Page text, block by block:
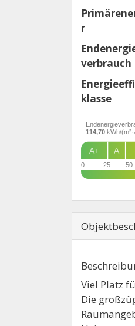
r
verbrauch
klasse
0 25 50
A
A+
114,70kWh/
Viel Platz
Die